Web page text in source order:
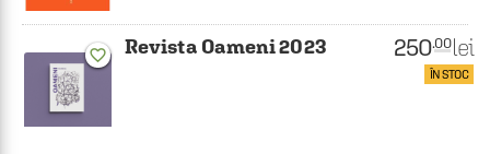
favorite_border Revista Oameni 2023 250.00 lei
ÎN STOC